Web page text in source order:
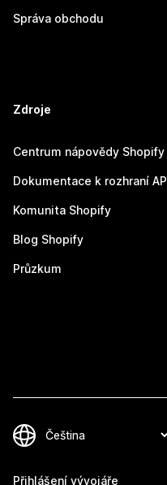
Správa obchodu
Zdroje
Centrum nápovědy Shopify
Dokumentace k rozhraní API
Komunita Shopify
Blog Shopify
Průzkum
Přihlášení vývojáře